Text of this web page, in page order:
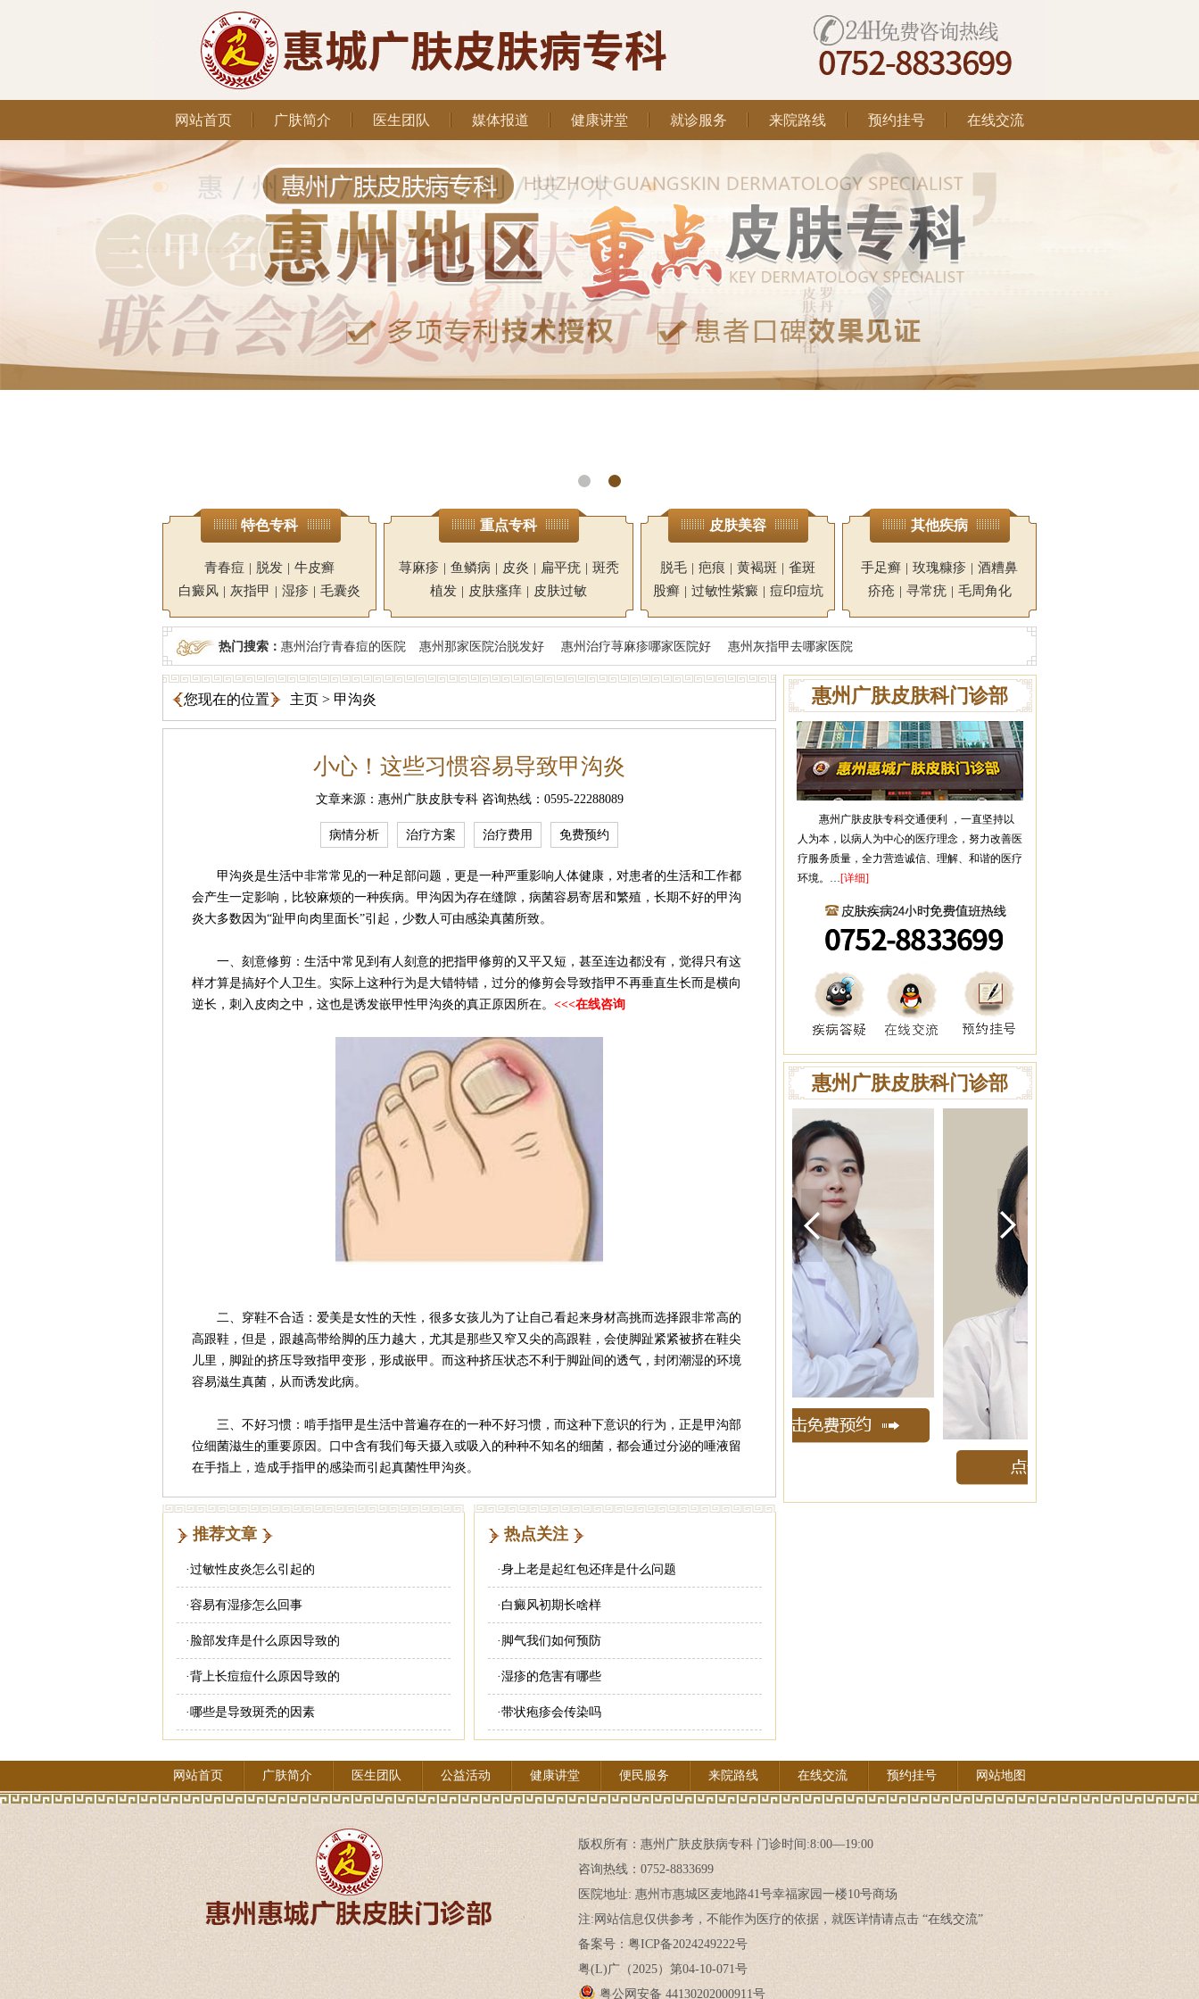
网站首页 广肤简介 医生团队 媒体报道 健康讲堂 就诊服务 来院路线 预约挂号 在线交流
特色专科
青春痘 | 脱发 | 牛皮癣
白癜风 | 灰指甲 | 湿疹 | 毛囊炎
重点专科
荨麻疹 | 鱼鳞病 | 皮炎 | 扁平疣 | 斑秃
植发 | 皮肤瘙痒 | 皮肤过敏
皮肤美容
脱毛 | 疤痕 | 黄褐斑 | 雀斑
股癣 | 过敏性紫癜 | 痘印痘坑
其他疾病
手足癣 | 玫瑰糠疹 | 酒糟鼻
疥疮 | 寻常疣 | 毛周角化
热门搜索： 惠州治疗青春痘的医院 惠州那家医院治脱发好 惠州治疗荨麻疹哪家医院好 惠州灰指甲去哪家医院
您现在的位置 主页 > 甲沟炎
小心！这些习惯容易导致甲沟炎
文章来源：惠州广肤皮肤专科 咨询热线：0595-22288089
病情分析 治疗方案 治疗费用 免费预约
甲沟炎是生活中非常常见的一种足部问题，更是一种严重影响人体健康，对患者的生活和工作都
会产生一定影响，比较麻烦的一种疾病。甲沟因为存在缝隙，病菌容易寄居和繁殖，长期不好的甲沟
炎大多数因为“趾甲向肉里面长”引起，少数人可由感染真菌所致。
一、刻意修剪：生活中常见到有人刻意的把指甲修剪的又平又短，甚至连边都没有，觉得只有这
样才算是搞好个人卫生。实际上这种行为是大错特错，过分的修剪会导致指甲不再垂直生长而是横向
逆长，刺入皮肉之中，这也是诱发嵌甲性甲沟炎的真正原因所在。 <<<在线咨询
二、穿鞋不合适：爱美是女性的天性，很多女孩儿为了让自己看起来身材高挑而选择跟非常高的
高跟鞋，但是，跟越高带给脚的压力越大，尤其是那些又窄又尖的高跟鞋，会使脚趾紧紧被挤在鞋尖
儿里，脚趾的挤压导致指甲变形，形成嵌甲。而这种挤压状态不利于脚趾间的透气，封闭潮湿的环境
容易滋生真菌，从而诱发此病。
三、不好习惯：啃手指甲是生活中普遍存在的一种不好习惯，而这种下意识的行为，正是甲沟部
位细菌滋生的重要原因。口中含有我们每天摄入或吸入的种种不知名的细菌，都会通过分泌的唾液留
在手指上，造成手指甲的感染而引起真菌性甲沟炎。
推荐文章
·过敏性皮炎怎么引起的
·容易有湿疹怎么回事
· 脸部发痒是什么原因导致的
·背上长痘痘什么原因导致的
·哪些是导致斑秃的因素
热点关注
·身上老是起红包还痒是什么问题
· 白癜风初期长啥样
· 脚气我们如何预防
·湿疹的危害有哪些
·带状疱疹会传染吗
惠州广肤皮肤科门诊部
惠州广肤皮肤专科交通便利 ，一直坚持以
人为本，以病人为中心的医疗理念，努力改善医
疗服务质量，全力营造诚信、理解、和谐的医疗
环境。…[详细]
惠州广肤皮肤科门诊部
网站首页 广肤简介 医生团队 公益活动 健康讲堂 便民服务 来院路线 在线交流 预约挂号 网站地图
版权所有： 惠州广肤皮肤病专科 门诊时间:8:00—19:00
咨询热线：0752-8833699
医院地址: 惠州市惠城区麦地路41号幸福家园一楼10号商场
注:网站信息仅供参考，不能作为医疗的依据，就医详情请点击 “在线交流”
备案号：粤ICP备2024249222号
粤(L)广（2025）第04-10-071号
粤公网安备 44130202000911号